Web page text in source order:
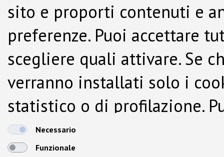
sito e proporti contenuti e
preferenze. Puoi accettare
scegliere quali attivare. Se
verranno installati solo i
statistico o di profilazione.
dalla Cookie Policy.
Necessario
Funzionale